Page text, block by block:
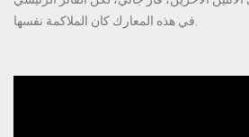
في هذه المعارك كان الملاكمة نفسها.